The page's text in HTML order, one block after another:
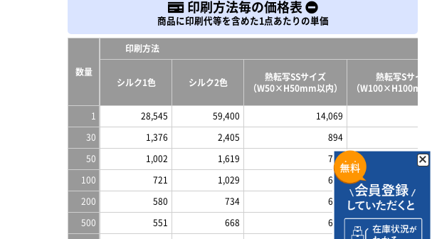
印刷方法毎の価格表
商品に印刷代等を含めた1点あたりの単価
数量
印刷方法
シルク1色 シルク2色
熱転写SSサイズ
（W50×H50mm以内）
熱転写Sサイズ
（W100×H100mm
1 28,545 59,400 14,069
30 1,376 2,405 894
50 1,002 1,619 779
100 721 1,029 694
200 580 734 628
500 551 668 616